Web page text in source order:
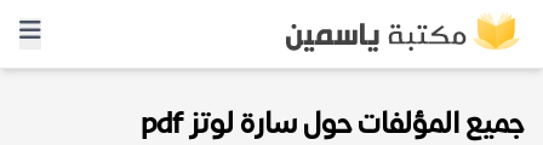
جميع المؤلفات حول سارة لوتز pdf